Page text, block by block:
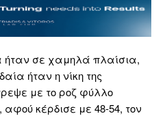
ήταν σε χαμηλά πλαίσια,
ήταν η νίκη της
με το ροζ φύλλο
κέρδισε με 48-54, τον